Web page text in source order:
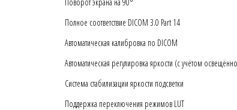
Полное соответствие DICOM 3.0 Part 14
Автоматическая калибровка по DICOM
Автоматическая регулировка яркости (с учётом
Система стабилизации яркости подсветки
Поддержка переключения режимов LUT